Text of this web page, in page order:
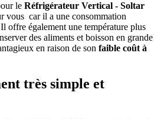
le Réfrigérateur Vertical - Soltar
vous car il a une consommation
offre également une température plus
des aliments et boisson en grande
en raison de son faible coût à
très simple et